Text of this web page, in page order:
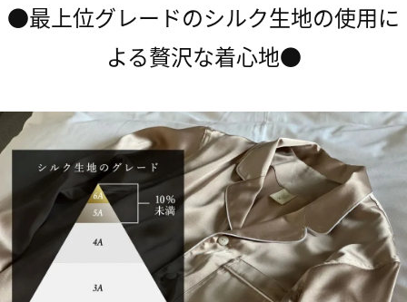
●最上位グレードのシルク生地の使用に
よる贅沢な着心地●